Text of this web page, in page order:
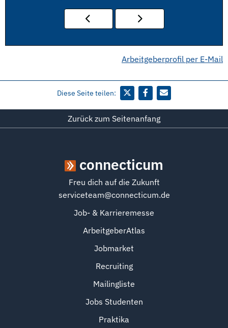
Arbeitgeberprofil per E-Mail
Diese Seite teilen:
Zurück zum Seitenanfang
connecticum
Freu dich auf die Zukunft
serviceteam@connecticum.de
Job- & Karrieremesse
ArbeitgeberAtlas
Jobmarket
Recruiting
Mailingliste
Jobs Studenten
Praktika